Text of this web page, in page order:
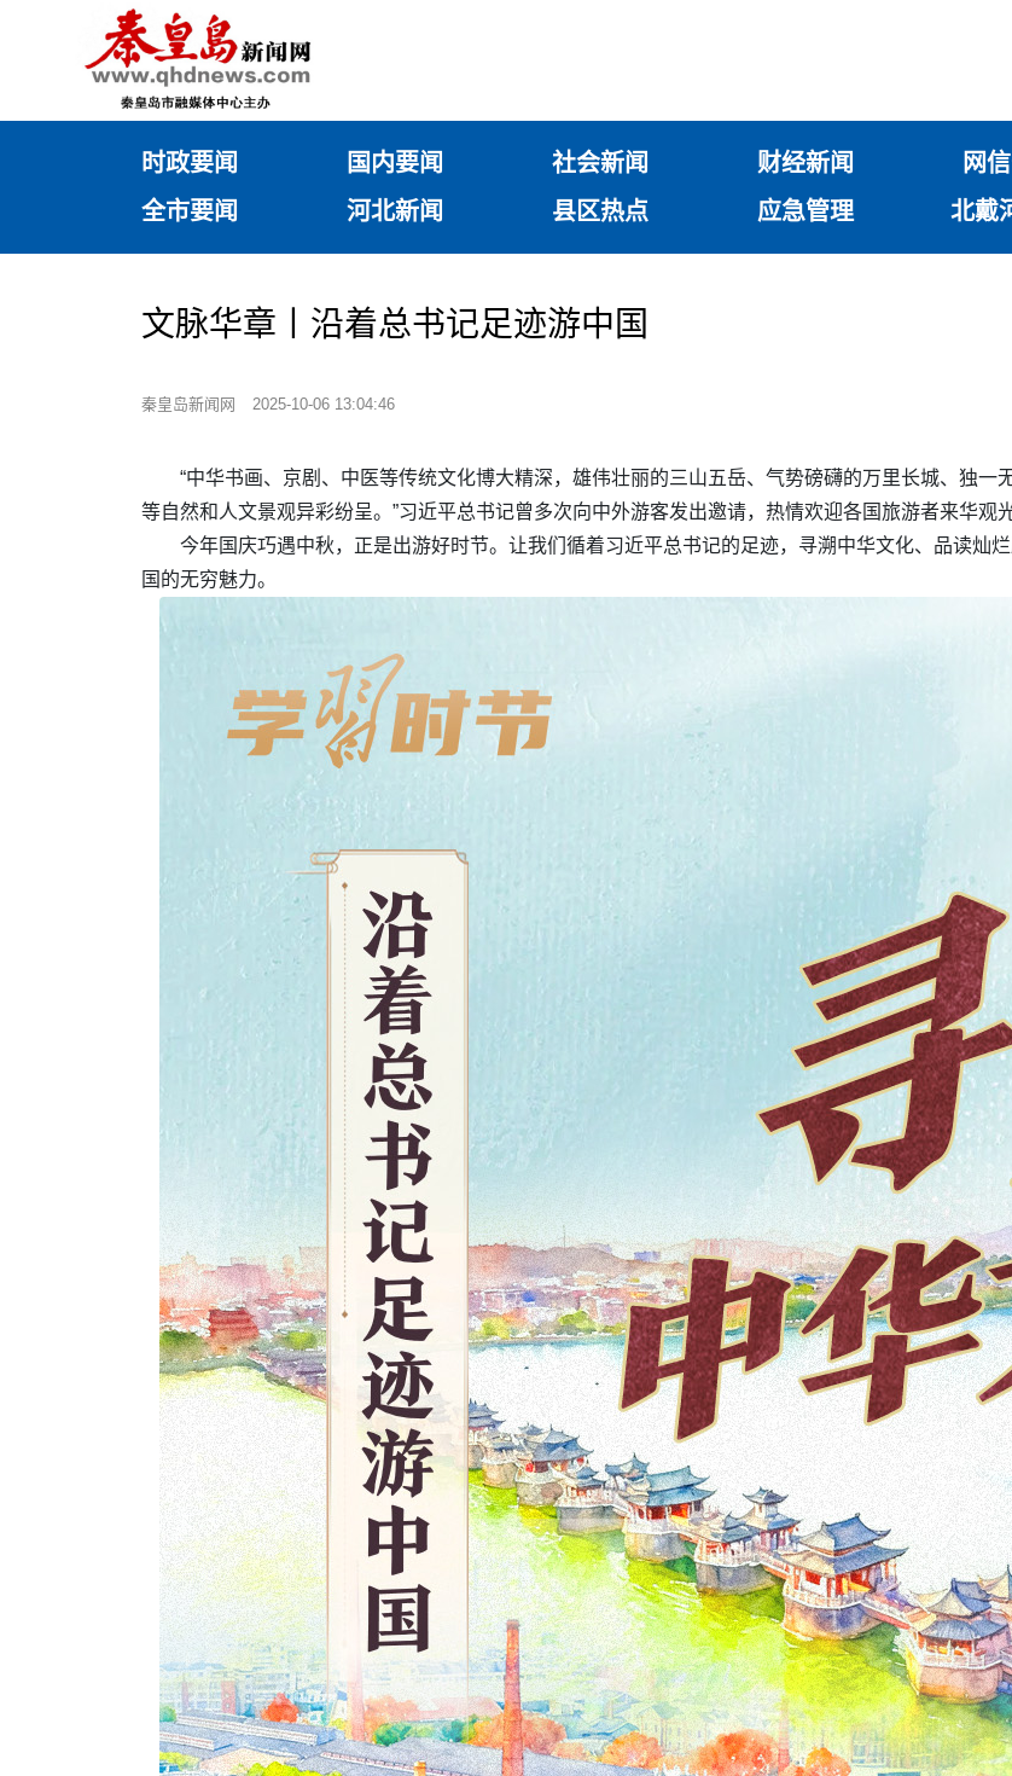
时政要闻 国内要闻 社会新闻 财经新闻 网
全市要闻
河北新闻 县区热点 应急管理 北戴
文脉华章丨沿着总书记足迹游中国
秦皇岛新闻网 2025-10-06 13:04:46
“中华书画、京剧、中医等传统文化博大精深，雄伟壮丽的三山五岳、气势磅礴的万里长城、独
等自然和人文景观异彩纷呈。”习近平总书记曾多次向中外游客发出邀请，热情欢迎各国旅游者来华观光
今年国庆巧遇中秋，正是出游好时节。让我们循着习近平总书记的足迹，寻溯中华文化、品读灿
国的无穷魅力。